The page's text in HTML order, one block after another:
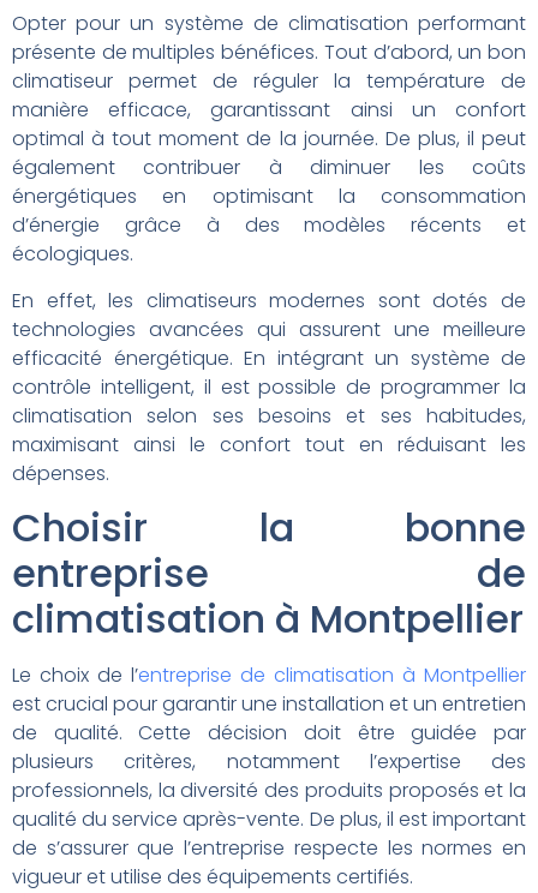
Opter pour un système de climatisation performant
présente de multiples bénéfices. Tout d’abord, un bon
climatiseur permet de réguler la température de
manière efficace, garantissant ainsi un confort
optimal à tout moment de la journée. De plus, il peut
également contribuer à diminuer les coûts
énergétiques en optimisant la consommation
d’énergie grâce à des modèles récents et
écologiques.
En effet, les climatiseurs modernes sont dotés de
technologies avancées qui assurent une meilleure
efficacité énergétique. En intégrant un système de
contrôle intelligent, il est possible de programmer la
climatisation selon ses besoins et ses habitudes,
maximisant ainsi le confort tout en réduisant les
dépenses.
Choisir la bonne
entreprise de
climatisation à Montpellier
Le choix de l’entreprise de climatisation à Montpellier
est crucial pour garantir une installation et un entretien
de qualité. Cette décision doit être guidée par
plusieurs critères, notamment l’expertise des
professionnels, la diversité des produits proposés et la
qualité du service après-vente. De plus, il est important
de s’assurer que l’entreprise respecte les normes en
vigueur et utilise des équipements certifiés.